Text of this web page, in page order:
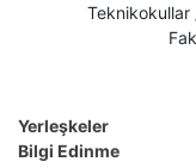
Yerleşkeler
Bilgi Edinme